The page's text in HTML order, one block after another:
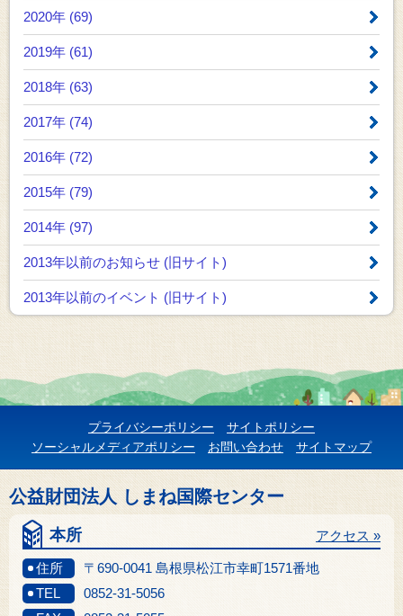
2020年 (69)
2019年 (61)
2018年 (63)
2017年 (74)
2016年 (72)
2015年 (79)
2014年 (97)
2013年以前のお知らせ (旧サイト)
2013年以前のイベント (旧サイト)
プライバシーポリシー
サイトポリシー
ソーシャルメディアポリシー
お問い合わせ サイトマップ
公益財団法人 しまね国際センター
本所
住所 〒690-0041 島根県松江市幸町1571番地
アクセス »
TEL
0852-31-5056